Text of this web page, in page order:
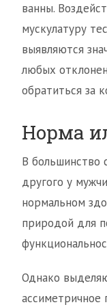
ванны.
мускулатуру
выявляются
любых
обратиться за
Норма
В большинство
другого у
нормальном
природой для
Однако
ассиметричное